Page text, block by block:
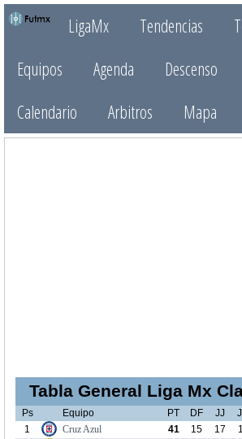
LigaMx Tendencias
Equipos
Agenda Descenso
Calendario
Arbitros Mapa
Tabla General Liga Mx
Ps Equipo PT DF JJ
1
Cruz Azul 41 15 17